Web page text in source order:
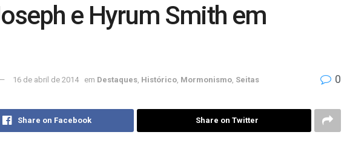
e Hyrum Smith em
16 de abril de 2014 em Destaques Histórico Mormonismo Seitas 0
Share on Facebook Share on Twitter